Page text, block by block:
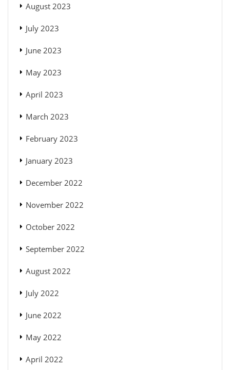
August 2023
July 2023
June 2023
May 2023
April 2023
March 2023
February 2023
January 2023
December 2022
November 2022
October 2022
September 2022
August 2022
July 2022
June 2022
May 2022
April 2022